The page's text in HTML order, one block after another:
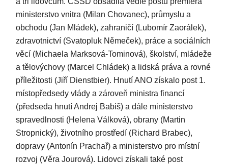
ministerstvo vnitra (Milan Chovanec), průmyslu a
obchodu (Jan Mládek), zahraničí (Lubomír Zaorálek),
zdravotnictví (Svatopluk Němeček), práce a sociálních
věcí (Michaela Marksová-Tominová), školství, mládeže
a tělovýchovy (Marcel Chládek) a lidská práva a rovné
příležitosti (Jiří Dienstbier). Hnutí ANO získalo post 1.
místopředsedy vlády a zároveň ministra financí
(předseda hnutí Andrej Babiš) a dále ministerstvo
spravedlnosti (Helena Válková), obrany (Martin
Stropnický), životního prostředí (Richard Brabec),
dopravy (Antonín Prachař) a ministerstvo pro místní
rozvoj (Věra Jourová). Lidovci získali také post